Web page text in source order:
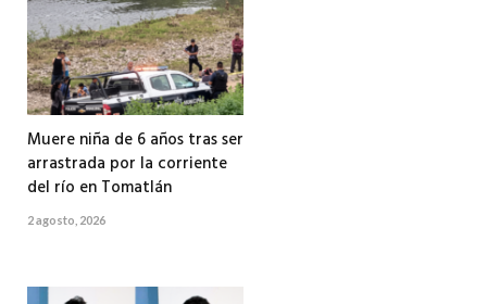
Muere niña de 6 años tras ser
arrastrada por la corriente
del río en Tomatlán
2 agosto, 2026